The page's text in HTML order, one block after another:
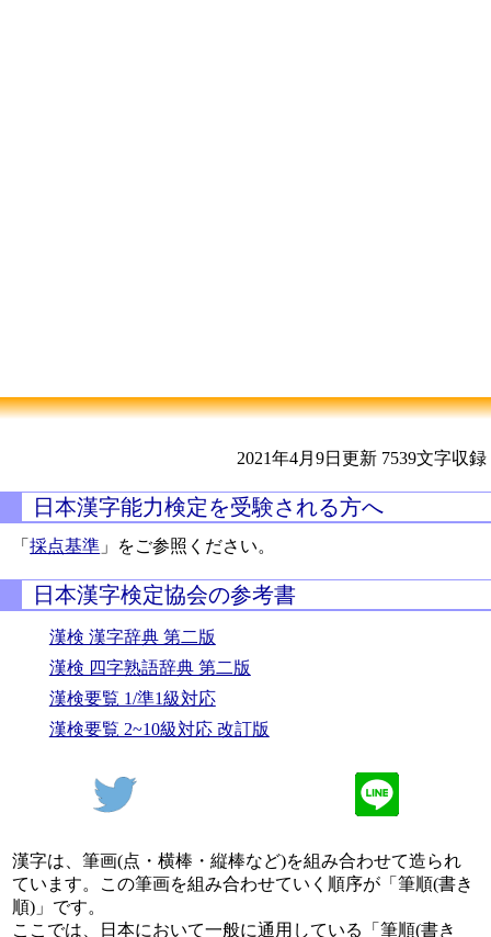
2021年4月9日更新 7539文字収録
日本漢字能力検定を受験される方へ
「採点基準 」をご参照ください。
日本漢字検定協会の参考書
漢検 漢字辞典 第二版
漢検 四字熟語辞典 第二版
漢検要覧 1/準1級対応
漢検要覧 2~10級対応 改訂版
漢字は、筆画(点・横棒・縦棒など)を組み合わせて造られ
ています。この筆画を組み合わせていく順序が「筆順(書き
順)」です。
ここでは、日本において一般に通用している「筆順(書き